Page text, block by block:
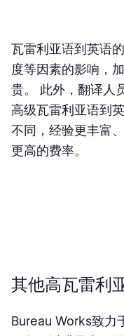
瓦雷利亚语到英语
度等因素的影响，
贵。 此外，翻译人
高级瓦雷利亚语到
不同，经验更丰富
更高的费率。
其他高瓦雷利
Bureau Works致力